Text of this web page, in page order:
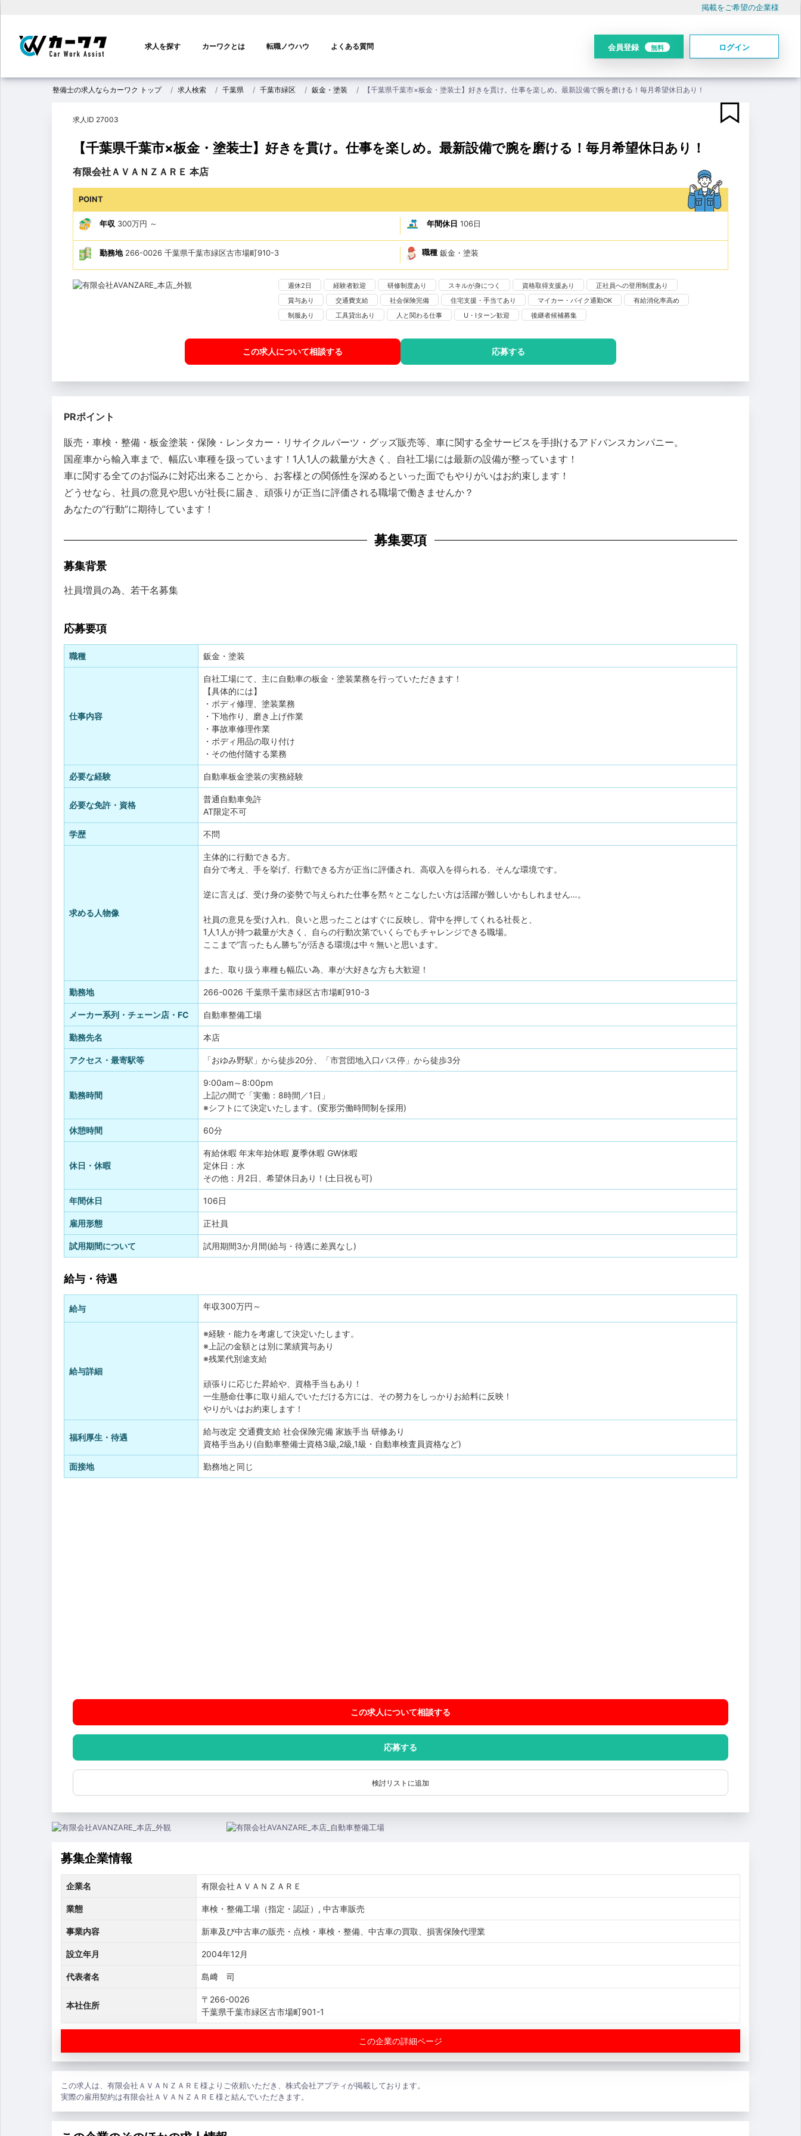
掲載をご希望の企業様
ン
ビ
ゲ
ン
求人を探す カーワクとは 転職ノウハウ よくある質問 会員登録 無料 ログイン
整備士の求人ならカーワク トップ 求人検索 千葉県 千葉市緑区 鈑金・塗装 【千葉県千葉市×板金・塗装士】好きを貫け。仕事を楽しめ。最新設備で腕を磨ける！毎月希望休日あり！
求人ID 27003
【千葉県千葉市×板金・塗装士】好きを貫け。仕事を楽しめ。最新設備で腕を磨ける！毎月希望休日あり！
有限会社ＡＶＡＮＺＡＲＥ 本店
POINT
年収 300万円 ～ 年間休日 106日
勤務地266-0026 千葉県千葉市緑区古市場町910-3 職種 鈑金・塗装
週休2日 経験者歓迎 研修制度あり スキルが身につく 資格取得支援あり
正社員への登用制度あり
賞与あり
交通費支給 社会保険完備 住宅支援・手当てあり マイカー・バイク通勤OK
有給消化率高め
制服あり
工具貸出あり 人と関わる仕事 U・Iターン歓迎 後継者候補募集
この求人について相談する 応募する
PRポイント
販売・車検・整備・板金塗装・保険・レンタカー・リサイクルパーツ・グッズ販売等、車に関する全サービスを手掛けるアドバンスカンパニー。
国産車から輸入車まで、幅広い車種を扱っています！1人1人の裁量が大きく、自社工場には最新の設備が整っています！
車に関する全てのお悩みに対応出来ることから、お客様との関係性を深めるといった面でもやりがいはお約束します！
どうせなら、社員の意見や思いが社長に届き、頑張りが正当に評価される職場で働きませんか？
あなたの“行動”に期待しています！
募集要項
募集背景
社員増員の為、若干名募集
応募要項
職種 鈑金・塗装
仕事内容
自社工場にて、主に自動車の板金・塗装業務を行っていただきます！
【具体的には】
・ボディ修理、塗装業務
・下地作り、磨き上げ作業
・事故車修理作業
・ボディ用品の取り付け
・その他付随する業務
必要な経験 自動車板金塗装の実務経験
必要な免許・資格
普通自動車免許
AT限定不可
学歴 不問
求める人物像
主体的に行動できる方。
自分で考え、手を挙げ、行動できる方が正当に評価され、高収入を得られる、そんな環境です。
逆に言えば、受け身の姿勢で与えられた仕事を黙々とこなしたい方は活躍が難しいかもしれません…。
社員の意見を受け入れ、良いと思ったことはすぐに反映し、背中を押してくれる社長と、
1人1人が持つ裁量が大きく、自らの行動次第でいくらでもチャレンジできる職場。
ここまで“言ったもん勝ち”が活きる環境は中々無いと思います。
また、取り扱う車種も幅広い為、車が大好きな方も大歓迎！
勤務地 266-0026 千葉県千葉市緑区古市場町910-3
メーカー系列・チェーン店・FC 自動車整備工場
勤務先名 本店
アクセス・最寄駅等 「おゆみ野駅」から徒歩20分、「市営団地入口バス停」から徒歩3分
勤務時間
9:00am～8:00pm
上記の間で「実働：8時間／1日」
※シフトにて決定いたします。(変形労働時間制を採用)
休憩時間 60分
休日・休暇
有給休暇 年末年始休暇 夏季休暇 GW休暇
定休日：水
その他：月2日、希望休日あり！(土日祝も可)
年間休日 106日
雇用形態 正社員
試用期間について 試用期間3か月間(給与・待遇に差異なし)
給与・待遇
給与 年収300万円 ～
給与詳細
※経験・能力を考慮して決定いたします。
※上記の金額とは別に業績賞与あり
※残業代別途支給
頑張りに応じた昇給や、資格手当もあり！
一生懸命仕事に取り組んでいただける方には、その努力をしっかりお給料に反映！
やりがいはお約束します！
福利厚生・待遇
給与改定 交通費支給 社会保険完備 家族手当 研修あり
資格手当あり(自動車整備士資格3級,2級,1級・自動車検査員資格など)
面接地 勤務地と同じ
この求人について相談する
応募する
検討リストに追加
募集企業情報
企業名 有限会社ＡＶＡＮＺＡＲＥ
業態 車検・整備工場（指定・認証）, 中古車販売
事業内容 新車及び中古車の販売・点検・車検・整備、中古車の買取、損害保険代理業
設立年月 2004年12月
代表者名 島﨑 司
本社住所
〒266-0026
千葉県千葉市緑区古市場町901-1
この企業の詳細ページ
この求人は、有限会社ＡＶＡＮＺＡＲＥ様よりご依頼いただき、株式会社アプティが掲載しております。
実際の雇用契約は有限会社ＡＶＡＮＺＡＲＥ様と結んでいただきます。